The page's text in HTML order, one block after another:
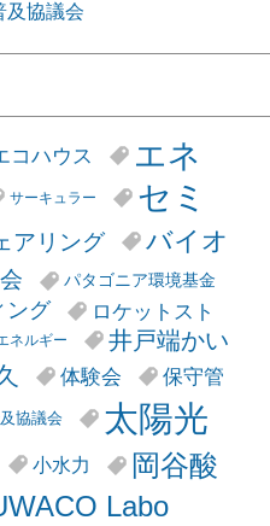
及協議会
コハウス
エネ
サーキュラー
セミ
アリング
バイオ
パタゴニア環境基金
ング
ロケットスト
ネルギー
井戸端かい
体験会
保守管
協議会
太陽光
小水力
岡谷酸
Labo